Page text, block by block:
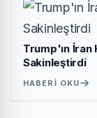
Trump'ın İran
Sakinleştirdi
HABERI OKU